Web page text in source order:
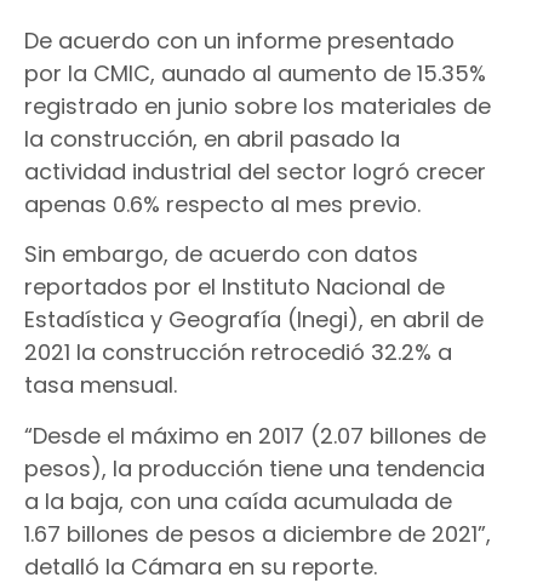
De acuerdo con un informe presentado
por la CMIC, aunado al aumento de 15.35%
registrado en junio sobre los materiales de
la construcción, en abril pasado la
actividad industrial del sector logró crecer
apenas 0.6% respecto al mes previo.
Sin embargo, de acuerdo con datos
reportados por el Instituto Nacional de
Estadística y Geografía (Inegi), en abril de
2021 la construcción retrocedió 32.2% a
tasa mensual.
“Desde el máximo en 2017 (2.07 billones de
pesos), la producción tiene una tendencia
a la baja, con una caída acumulada de
1.67 billones de pesos a diciembre de 2021”,
detalló la Cámara en su reporte.